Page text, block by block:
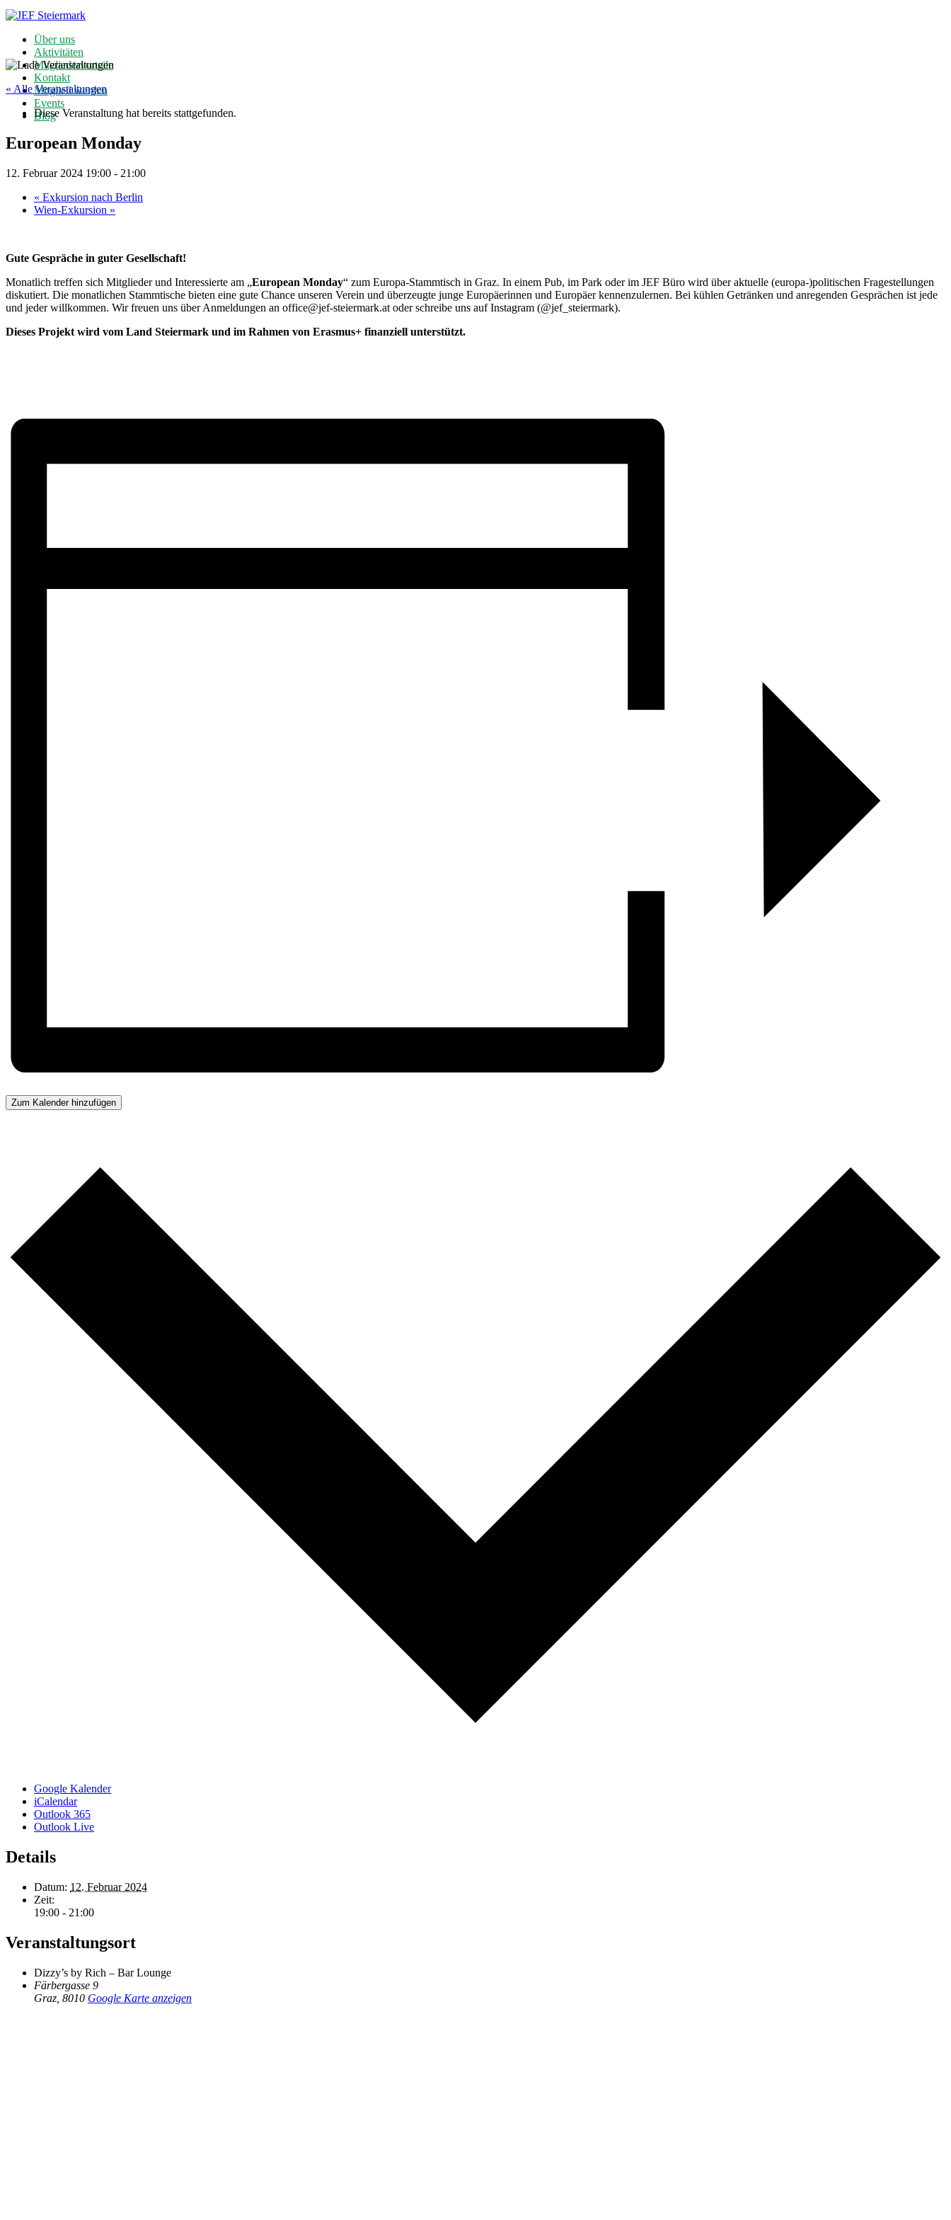
Über uns
Aktivitäten
Mitgliedervorteile
Kontakt
Mitglied werden
Events
Blog
« Alle Veranstaltungen
Diese Veranstaltung hat bereits stattgefunden.
European Monday
12. Februar 2024 19:00 - 21:00
« Exkursion nach Berlin
Wien-Exkursion »
Gute Gespräche in guter Gesellschaft!
Monatlich treffen sich Mitglieder und Interessierte am „European Monday“ zum Europa-Stammtisch in Graz. In einem Pub, im Park oder im JEF Büro wird über aktuelle (europa-)politischen Fragestellungen
diskutiert. Die monatlichen Stammtische bieten eine gute Chance unseren Verein und überzeugte junge Europäerinnen und Europäer kennenzulernen. Bei kühlen Getränken und anregenden Gesprächen ist jede
und jeder willkommen. Wir freuen uns über Anmeldungen an office@jef-steiermark.at oder schreibe uns auf Instagram (@jef_steiermark).
Dieses Projekt wird vom Land Steiermark und im Rahmen von Erasmus+ finanziell unterstützt.
Zum Kalender hinzufügen
Google Kalender
iCalendar
Outlook 365
Outlook Live
Details
Datum: 12. Februar 2024
Zeit:
19:00 - 21:00
Veranstaltungsort
Dizzy’s by Rich – Bar Lounge
Färbergasse 9
Graz 8010 Google Karte anzeigen